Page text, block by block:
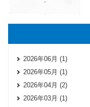
2026年06月 (1)
2026年05月 (1)
2026年04月 (2)
2026年03月 (1)